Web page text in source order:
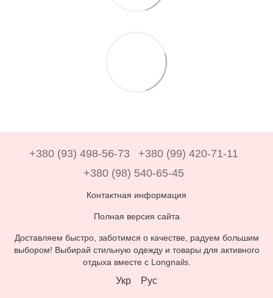
+380 (93) 498-56-73
+380 (99) 420-71-11
+380 (98) 540-65-45
Контактная информация
Полная версия сайта
Доставляем быстро, заботимся о качестве, радуем большим
выбором! Выбирай стильную одежду и товары для активного
отдыха вместе с Longnails.
Укр Рус